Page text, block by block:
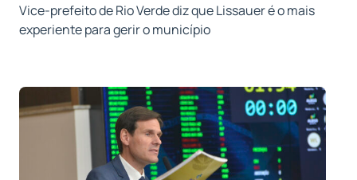
Vice-prefeito de Rio Verde diz que Lissauer é o mais
experiente para gerir o município